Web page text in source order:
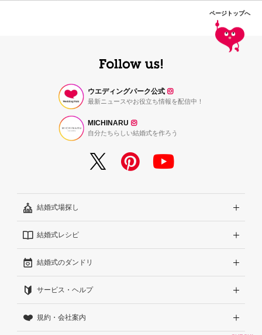
ページトップへ
ウエディングパーク公式
最新ニュースやお役立ち情報を配信中！
MICHINARU
自分たちらしい結婚式を作ろう
結婚式場探し
エリアから探す
こだわりから探す
雰囲気から探す
見積りから探す
結婚式レシピ
結婚式準備レポート『ハナレポ』
結婚式当日の動画『ムビレポ』
結婚式のダンドリ
結婚準備ガイド
Wedding Park Magazine
サービス・ヘルプ
サイトコンセプト
規約・会社案内